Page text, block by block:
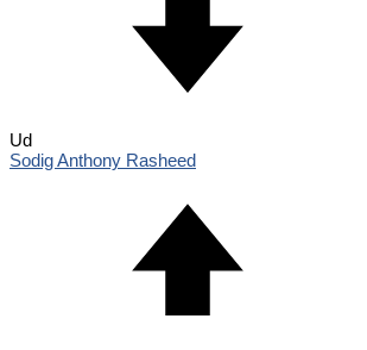
Ud
Sodig Anthony Rasheed